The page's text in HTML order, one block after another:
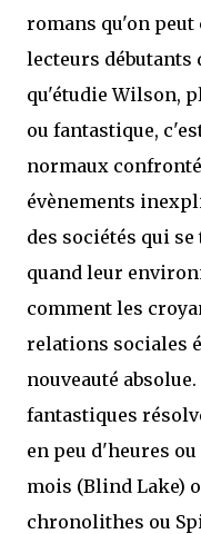
romans qu'on peut
lecteurs débutants
qu'étudie Wilson,
ou fantastique,
normaux
évènements
des sociétés qui
quand leur
comment les
relations sociales
nouveauté
fantastiques
en peu d'heures
mois (Blind Lake)
chronolithes ou